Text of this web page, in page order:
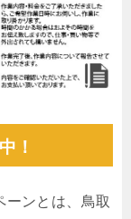
！
ーンとは、鳥取